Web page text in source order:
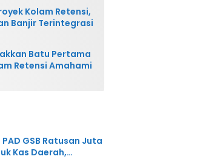
Kolam Retensi,
Banjir Terintegrasi
Batu Pertama
Retensi Amahami
GSB Ratusan Juta
Kas Daerah,